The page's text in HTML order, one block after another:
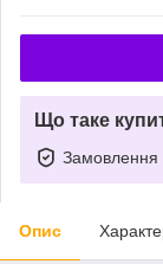
Що таке
Замовлення
Опис